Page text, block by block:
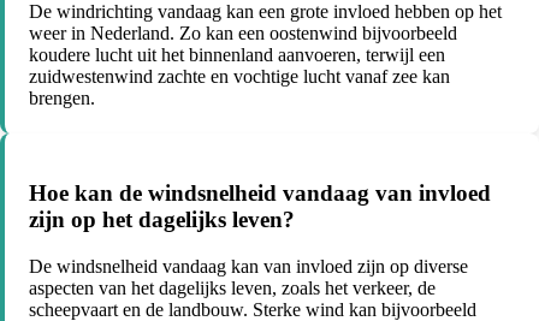
De windrichting vandaag kan een grote invloed hebben op het
weer in Nederland. Zo kan een oostenwind bijvoorbeeld
koudere lucht uit het binnenland aanvoeren, terwijl een
zuidwestenwind zachte en vochtige lucht vanaf zee kan
brengen.
Hoe kan de windsnelheid vandaag van invloed
zijn op het dagelijks leven?
De windsnelheid vandaag kan van invloed zijn op diverse
aspecten van het dagelijks leven, zoals het verkeer, de
scheepvaart en de landbouw. Sterke wind kan bijvoorbeeld